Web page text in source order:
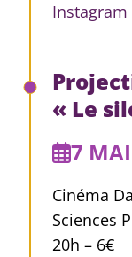
Instagram
« Le
7 MAI
Cinéma
Sciences
20h – 6€